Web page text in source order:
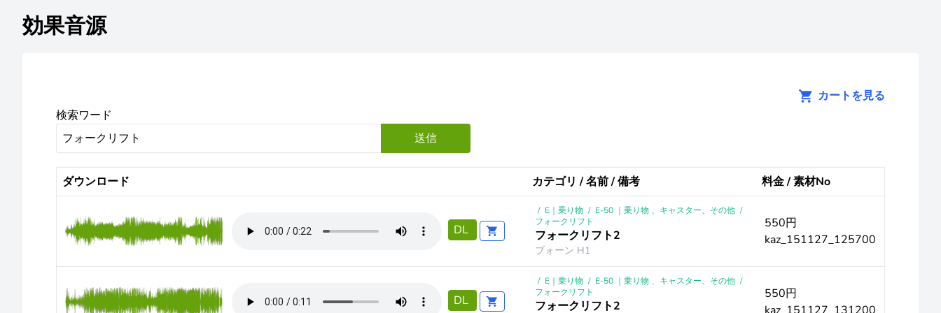
効果音源
カートを見る
検索ワード
送信
ダウンロード カテゴリ / 名前 / 備考 料金 / 素材No
DL
/ E｜乗り物 / E-50 ｜乗り物 、キャスター、その他 /
フォークリフト
フォークリフト2
ブォーン H1
550円
kaz_151127_125700
DL
/ E｜乗り物 / E-50 ｜乗り物 、キャスター、その他 /
フォークリフト
フォークリフト2
550円